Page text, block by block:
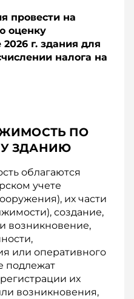
провести на
оценку
г. здания для
налога на
ПО
ЗДАНИЮ
облагаются
учете
их части
создание,
возникновение,
или оперативного
подлежат
их
возникновения,